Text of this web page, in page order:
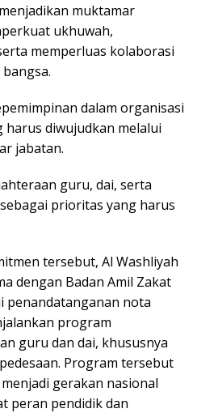
muktamar
ukhuwah,
memperluas kolaborasi
dalam organisasi
harus diwujudkan melalui
jabatan.
guru, dai, serta
prioritas yang harus
tersebut, Al Washliyah
dengan Badan Amil Zakat
penandatanganan nota
program
guru dan dai, khususnya
Program tersebut
gerakan nasional
peran pendidik dan